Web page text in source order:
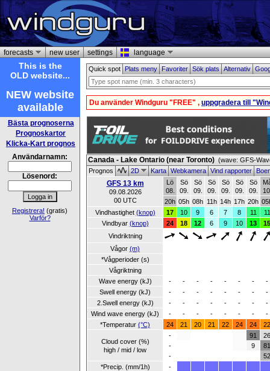
forecasts new user settings language
This is the
OLD website...
NEW website
available
Bästa prognoserna
Prognoskartor
Klicka-Kart prognos
Användarnamn:
Lösenord:
Registrera! (gratis)
Varför?
Quick spot Plats menyFavoriterSök platsAlternativ
Du använder Windguru "FREE" , uppgradera till
Canada - Lake Ontario (near Toronto) (wave: GFS-
Prognos
2D KartaWebkameraVind rapporter
GFS 13 km
09.08.2026
00 UTC
Lö
08.
Sö
09.
Sö
09.
Sö
09.
Sö
09.
Sö
09.
Sö
09.
20h 05h 08h 11h 14h 17h 20h
Vindhastighet (knop) 17 10 9 6 7 8 11
11
Vindbyar (knop) 24 18 12 6 9 10 13
15
Vindriktning
Vågor (m)
*Vågperioder (s)
Vågriktning
Wave energy (kJ)
- - - - - - -
-
Swell energy (kJ)
- - - - - - -
-
2.Swell energy (kJ)
- - - - - - -
-
Wind wave energy (kJ)
- - - - - - -
-
*Temperatur (°C) 24 21 20 21 22 24 24 22
Cloud cover (%)
high / mid / low
-
-
-
91
9
26
81
52
*Precip. (mm/1h)
-